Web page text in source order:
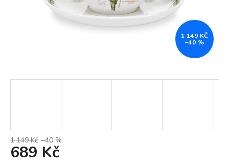
1 149 KČ
–40 %
1 149 Kč –40 %
689 Kč